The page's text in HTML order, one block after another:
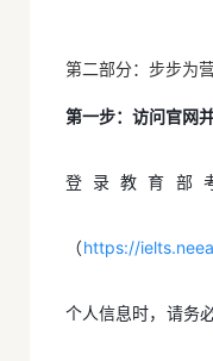
第二部分：步步为
第一步：访问官网
登录教育部
（https://
个人信息时，请务